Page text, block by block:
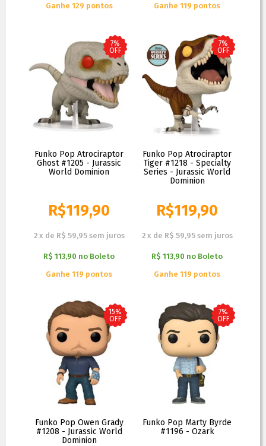
Ganhe 129 pontos
Ganhe 119 pontos
7%
OFF
Funko Pop Atrociraptor
Ghost #1205 - Jurassic
World Dominion
R$119,90
2 x de R$ 59,95 sem juros
R$ 113,90 no Boleto
Ganhe 119 pontos
7%
OFF
Funko Pop Atrociraptor
Tiger #1218 - Specialty
Series - Jurassic World
Dominion
R$119,90
2 x de R$ 59,95 sem juros
R$ 113,90 no Boleto
Ganhe 119 pontos
15%
OFF
Funko Pop Owen Grady
#1208 - Jurassic World
Dominion
7%
OFF
Funko Pop Marty Byrde
#1196 - Ozark